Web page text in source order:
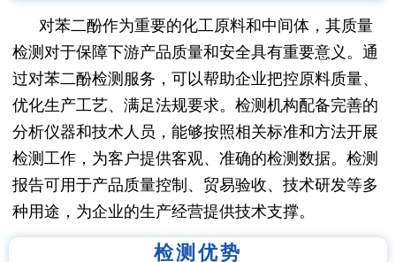
对苯二酚作为重要的化工原料和中间体，其质量
检测对于保障下游产品质量和安全具有重要意义。通
过对苯二酚检测服务，可以帮助企业把控原料质量、
优化生产工艺、满足法规要求。检测机构配备完善的
分析仪器和技术人员，能够按照相关标准和方法开展
检测工作，为客户提供客观、准确的检测数据。检测
报告可用于产品质量控制、贸易验收、技术研发等多
种用途，为企业的生产经营提供技术支撑。
检测优势